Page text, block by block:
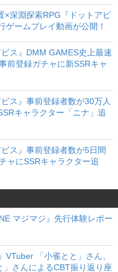
×深淵探索RPG『ドットアビ
ゲームプレイ動画が公開！
ス』DMM GAMES史上最速
前登録ガチャに新SSRキャ
ス』事前登録者数が30万人
キャラクター「ニナ」追
ス』事前登録者数が5日間
ャにSSRキャラクター追
マジマジ』先行体験レポー
VTuber 「小雀とと」さん、
」さんによるCBT振り返り座